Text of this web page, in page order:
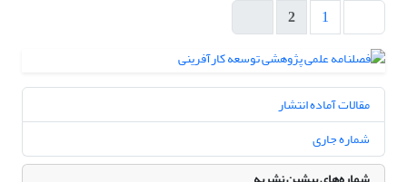
1
2
مقالات آماده انتشار
شماره جاری